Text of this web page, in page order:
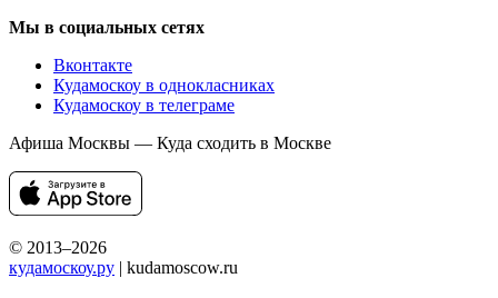
Мы в социальных сетях
Вконтакте
Кудамоскоу в однокласниках
Кудамоскоу в телеграме
Афиша Москвы — Куда сходить в Москве
© 2013–2026
кудамоскоу.ру | kudamoscow.ru